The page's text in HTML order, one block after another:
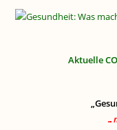
Aktuelle